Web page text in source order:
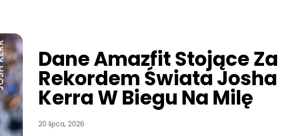
Dane Amazfit Stojące Za
Rekordem Świata Josha
Kerra W Biegu Na Milę
20 lipca, 2026